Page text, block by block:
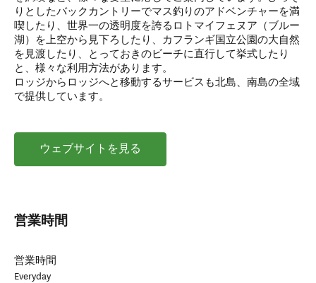
りとしたバックカントリーでマス釣りのアドベンチャーを満
喫したり、世界一の透明度を誇るロトマイフェヌア（ブルー
湖）を上空から見下ろしたり、カフランギ国立公園の大自然
を見渡したり、とっておきのビーチに直行して挙式したり
と、様々な利用方法があります。
ロッジからロッジへと移動するサービスも北島、南島の全域
で提供しています。
ウェブサイトを見る
営業時間
営業時間
Everyday